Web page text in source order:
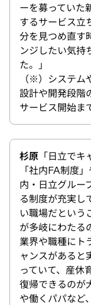
ーを募っていた
するサービス立
分を見つめ直す
ンジしたい気持
た。」
（※）システム
設計や開発段階
サービス開始ま
杉原 「日立で
「社内FA制度
内・日立グルー
る制度が充実し
い職場だという
が多岐にわたる
業界や職種にト
ャンスがあると
っていて、産休
復帰できるのが
や働くパパなど